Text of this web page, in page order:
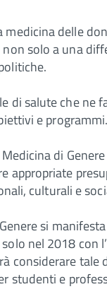
delle
solo a una
di salute che
e programmi.
di
appropriate
culturali e
si
nel 2018
considerare
studenti e